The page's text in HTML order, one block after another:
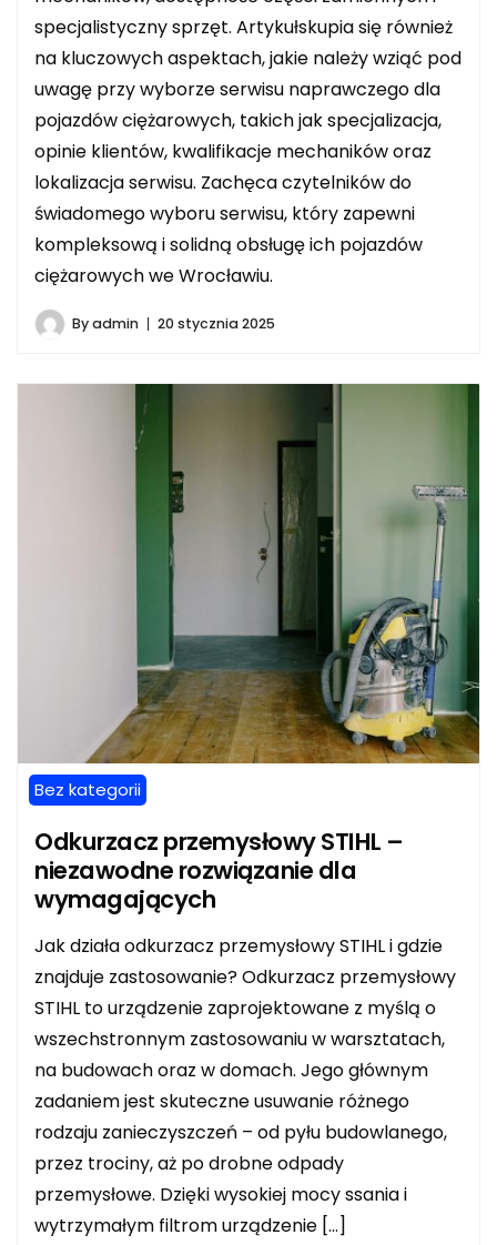
specjalistyczny sprzęt. Artykułskupia się również
na kluczowych aspektach, jakie należy wziąć pod
uwagę przy wyborze serwisu naprawczego dla
pojazdów ciężarowych, takich jak specjalizacja,
opinie klientów, kwalifikacje mechaników oraz
lokalizacja serwisu. Zachęca czytelników do
świadomego wyboru serwisu, który zapewni
kompleksową i solidną obsługę ich pojazdów
ciężarowych we Wrocławiu.
Byadmin 20 stycznia 2025
Bez kategorii
Odkurzacz przemysłowy STIHL –
niezawodne rozwiązanie dla
wymagających
Jak działa odkurzacz przemysłowy STIHL i gdzie
znajduje zastosowanie? Odkurzacz przemysłowy
STIHL to urządzenie zaprojektowane z myślą o
wszechstronnym zastosowaniu w warsztatach,
na budowach oraz w domach. Jego głównym
zadaniem jest skuteczne usuwanie różnego
rodzaju zanieczyszczeń – od pyłu budowlanego,
przez trociny, aż po drobne odpady
przemysłowe. Dzięki wysokiej mocy ssania i
wytrzymałym filtrom urządzenie […]